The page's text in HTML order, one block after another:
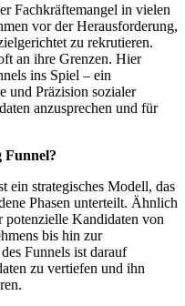
Fachkräftemangel in vielen
vor der Herausforderung,
zu rekrutieren.
an ihre Grenzen. Hier
ins Spiel – ein
und Präzision sozialer
anzusprechen und für
Funnel?
ein strategisches Modell, das
Phasen unterteilt. Ähnlich
Kandidaten von
bis hin zur
Funnels ist darauf
zu vertiefen und ihn